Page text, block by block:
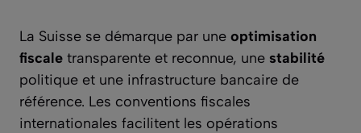
La Suisse se démarque par une optimisation
fiscale transparente et reconnue, une stabilité
politique et une infrastructure bancaire de
référence. Les conventions fiscales
internationales facilitent les opérations